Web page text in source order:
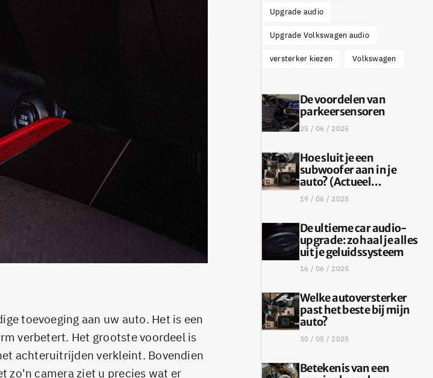
toevoeging aan uw auto. Het is een
verbetert. Het grootste voordeel is
achteruitrijden verkleint. Bovendien
zo'n camera ziet u precies wat er
Upgrade audio
Upgrade Volkswagen audio
versterker kiezen Volkswagen
De voordelen van
parkeersensoren
25 / 06 / 2025
Hoe sluit je een
subwoofer aan in je
auto? (Actueel
stappenplan 2025)
19 / 06 / 2025
De ultieme car audio-
upgrade: zo haal je alles
uit je geluidssysteem
16 / 06 / 2025
Welke autoversterker
past het beste bij mijn
auto?
30 / 05 / 2025
Betekenis van een